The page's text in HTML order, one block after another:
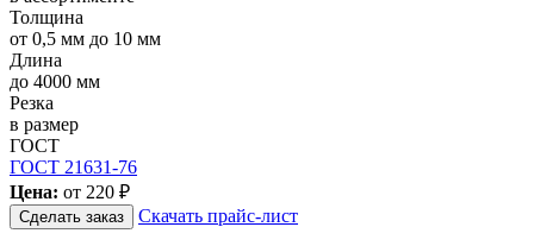
Толщина
от 0,5 мм до 10 мм
Длина
до 4000 мм
Резка
в размер
ГОСТ
ГОСТ 21631-76
Цена: от 220 ₽
Сделать заказ Скачать прайс-лист